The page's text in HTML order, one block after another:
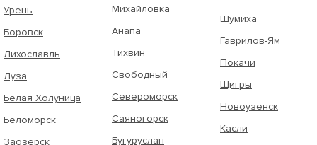
Урень
Боровск
Лихославль
Луза
Белая Холуница
Беломорск
Заозёрск
Михайловка
Анапа
Тихвин
Свободный
Североморск
Саяногорск
Бугуруслан
Шумиха
Гаврилов-Ям
Покачи
Щигры
Новоузенск
Касли